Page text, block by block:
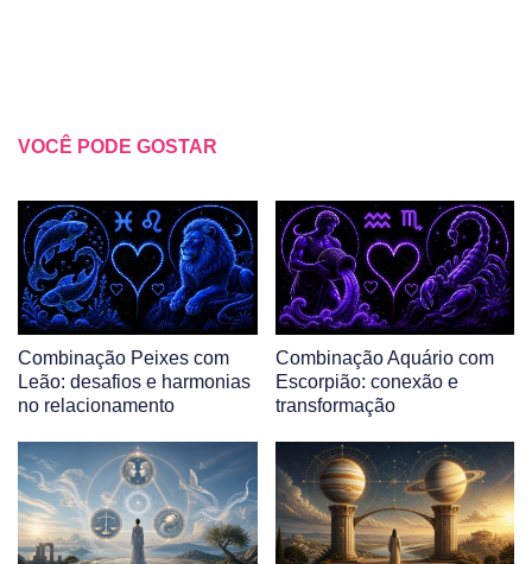
VOCÊ PODE GOSTAR
Combinação Peixes com
Leão: desafios e harmonias
no relacionamento
Combinação Aquário com
Escorpião: conexão e
transformação